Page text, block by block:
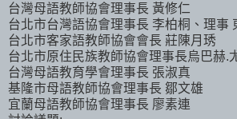
台灣母語教師協會理事長 黃修仁
台北市台灣語協會理事長 李柏桐、理事
台北市客家語教師協會會長 莊陳月琇
台北市原住民族教師協會理事長烏巴赫.
台灣母語教育學會理事長 張淑真
基隆市母語教師協會理事長 鄒文雄
宜蘭母語教師協會理事長 廖素連